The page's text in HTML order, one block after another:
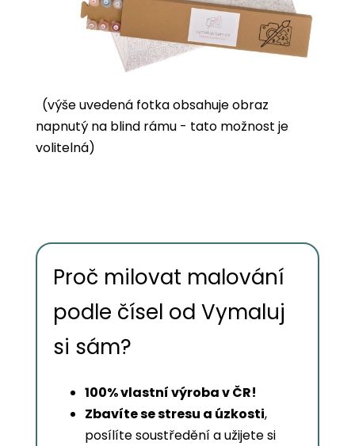
(výše uvedená fotka obsahuje obraz
napnutý na blind rámu - tato možnost je
volitelná)
Proč milovat malování
podle čísel od Vymaluj
si sám?
100% vlastní výroba v ČR!
Zbavíte se stresu a úzkosti,
posílíte soustředění a užijete si